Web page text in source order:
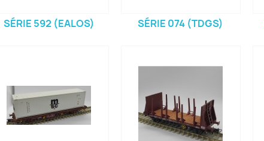
SÉRIE 592 (EALOS) SÉRIE 074 (TDGS)